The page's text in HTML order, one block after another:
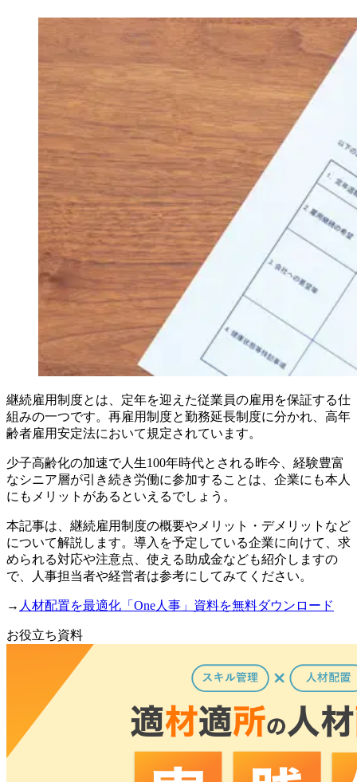
継続雇用制度とは、定年を迎えた従業員の雇用を保証する仕
組みの一つです。再雇用制度と勤務延長制度に分かれ、高年
齢者雇用安定法において規定されています。
少子高齢化の加速で人生100年時代とされる昨今、経験豊富
なシニア層が引き続き労働に参加することは、企業にも本人
にもメリットがあるといえるでしょう。
本記事は、継続雇用制度の概要やメリット・デメリットなど
について解説します。導入を予定している企業に向けて、求
められる対応や注意点、使える助成金なども紹介しますの
で、人事担当者や経営者は参考にしてみてください。
→ 人材配置を最適化「One人事」資料を無料ダウンロード
お役立ち資料